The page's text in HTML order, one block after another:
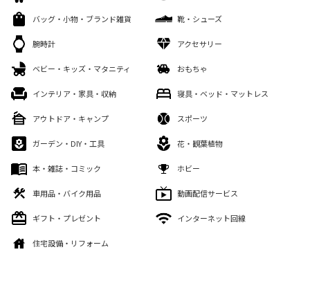
バッグ・小物・ブランド雑貨 靴・シューズ
腕時計 アクセサリー
ベビー・キッズ・マタニティ おもちゃ
インテリア・家具・収納 寝具・ベッド・マットレス
アウトドア・キャンプ スポーツ
ガーデン・DIY・工具 花・観葉植物
本・雑誌・コミック ホビー
車用品・バイク用品 動画配信サービス
ギフト・プレゼント インターネット回線
住宅設備・リフォーム